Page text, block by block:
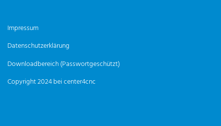
Impressum
Datenschutzerklärung
Downloadbereich (Passwortgeschützt)
Copyright 2024 bei center4cnc